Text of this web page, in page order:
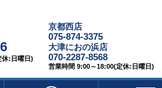
休:日曜日)
京都西店
075-874-3375
大津におの浜店
070-2287-8568
営業時間 9:00～18:00(定休:日曜日)